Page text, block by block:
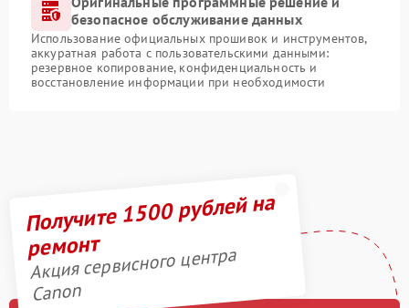
безопасное обслуживание данных
Использование официальных прошивок и инструментов,
аккуратная работа с пользовательскими данными:
резервное копирование, конфиденциальность и
восстановление информации при необходимости
Получите 1500 рублей на
ремонт
Акция сервисного центра
Canon